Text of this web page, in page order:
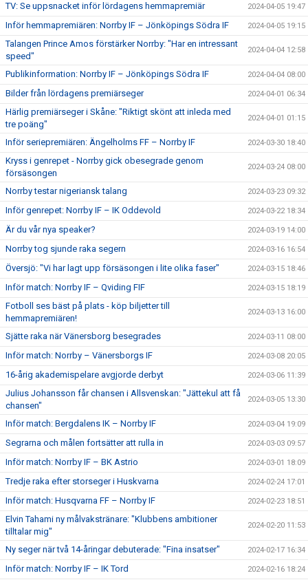
TV: Se uppsnacket inför lördagens hemmapremiär 2024-04-05 19:47
Inför hemmapremiären: Norrby IF – Jönköpings Södra IF 2024-04-05 19:15
Talangen Prince Amos förstärker Norrby: "Har en intressant
speed"
2024-04-04 12:58
Publikinformation: Norrby IF – Jönköpings Södra IF 2024-04-04 08:00
Bilder från lördagens premiärseger 2024-04-01 06:34
Härlig premiärseger i Skåne: "Riktigt skönt att inleda med
tre poäng"
2024-04-01 01:15
Inför seriepremiären: Ängelholms FF – Norrby IF 2024-03-30 18:40
Kryss i genrepet - Norrby gick obesegrade genom
försäsongen
2024-03-24 08:00
Norrby testar nigeriansk talang 2024-03-23 09:32
Inför genrepet: Norrby IF – IK Oddevold 2024-03-22 18:34
Är du vår nya speaker? 2024-03-19 14:00
Norrby tog sjunde raka segern 2024-03-16 16:54
Översjö: "Vi har lagt upp försäsongen i lite olika faser" 2024-03-15 18:46
Inför match: Norrby IF – Qviding FIF 2024-03-15 18:19
Fotboll ses bäst på plats - köp biljetter till
hemmapremiären!
2024-03-13 16:00
Sjätte raka när Vänersborg besegrades 2024-03-11 08:00
Inför match: Norrby – Vänersborgs IF 2024-03-08 20:05
16-årig akademispelare avgjorde derbyt 2024-03-06 11:39
Julius Johansson får chansen i Allsvenskan: "Jättekul att få
chansen"
2024-03-05 13:30
Inför match: Bergdalens IK – Norrby IF 2024-03-04 19:09
Segrarna och målen fortsätter att rulla in 2024-03-03 09:57
Inför match: Norrby IF – BK Astrio 2024-03-01 18:09
Tredje raka efter storseger i Huskvarna 2024-02-24 17:01
Inför match: Husqvarna FF – Norrby IF 2024-02-23 18:51
Elvin Tahami ny målvakstränare: "Klubbens ambitioner
tilltalar mig"
2024-02-20 11:53
Ny seger när två 14-åringar debuterade: "Fina insatser" 2024-02-17 16:34
Inför match: Norrby IF – IK Tord 2024-02-16 18:24